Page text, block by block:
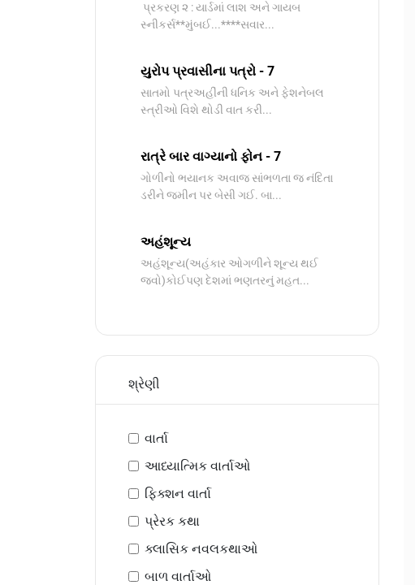
પ્રકરણ ૨ : યાર્ડમાં લાશ અને ગાયબ
સ્નીકર્સ**મુંબઈ...****સવાર...
યુરોપ પ્રવાસીના પત્રો - 7
સાતમો પત્રઅહીંની ધનિક અને ફેશનેબલ
સ્ત્રીઓ વિશે થોડી વાત કરી...
રાત્રે બાર વાગ્યાનો ફોન - 7
ગોળીનો ભયાનક અવાજ સાંભળતા જ નંદિતા
ડરીને જમીન પર બેસી ગઈ. બા...
અહંશૂન્ય
અહંશૂન્ય(અહંકાર ઓગળીને શૂન્ય થઈ
જવો)કોઈપણ દેશમાં ભણતરનું મહત...
શ્રેણી
વાર્તા
આધ્યાત્મિક વાર્તાઓ
ફિક્શન વાર્તા
પ્રેરક કથા
ક્લાસિક નવલકથાઓ
બાળ વાર્તાઓ